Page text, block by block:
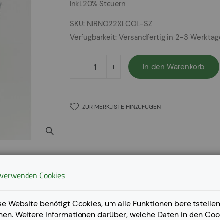
Inkl. 20% Steuern
SKU NIRNO22XLCOL-SZ
Verfügbarkeit: Versandfertig in 2-3
In den Warenkorb
ZUR MERKLISTE HINZUFÜGEN
Cookies
Website benötigt Cookies, um alle Funktionen
Weitere Informationen darüber, welche Daten in den